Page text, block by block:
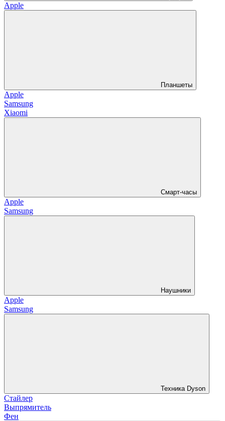
Apple
Планшеты
Apple
Samsung
Xiaomi
Смарт-часы
Apple
Samsung
Наушники
Apple
Samsung
Техника Dyson
Стайлер
Выпрямитель
Фен